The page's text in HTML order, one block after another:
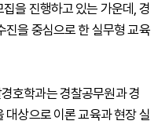
을 진행하고 있는 가운데, 경
진을 중심으로 한 실무형 교육
호학과는 경찰공무원과 경
대상으로 이론 교육과 현장 실